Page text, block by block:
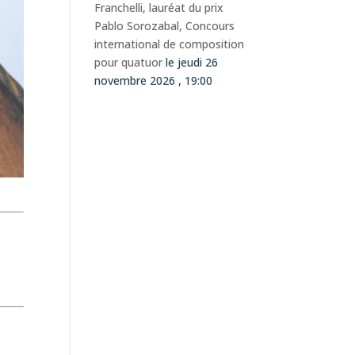
Franchelli, lauréat du prix
Pablo Sorozabal, Concours
international de composition
pour quatuor le jeudi 26
novembre 2026 , 19:00